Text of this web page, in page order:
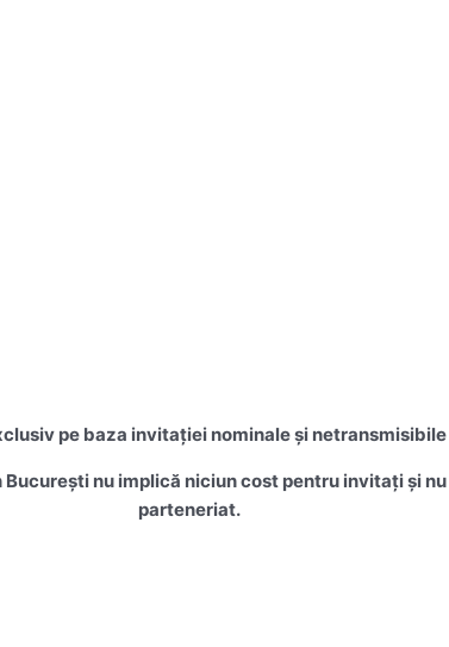
pe baza invitației nominale și
nu implică niciun cost pentru invitați și
parteneriat.